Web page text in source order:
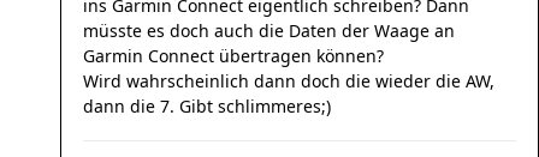
ins Garmin Connect eigentlich schreiben? Dann
müsste es doch auch die Daten der Waage an
Garmin Connect übertragen können?
Wird wahrscheinlich dann doch die wieder die AW,
dann die 7. Gibt schlimmeres;)